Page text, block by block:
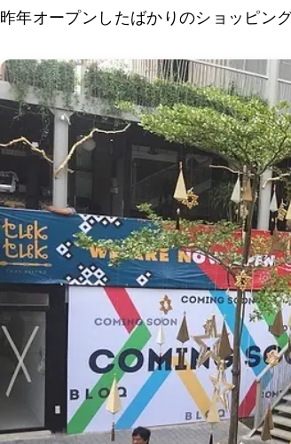
昨年オープンしたばかりのショッピン